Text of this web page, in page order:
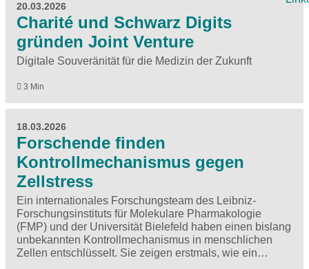
20.03.2026
Charité und Schwarz Digits
gründen Joint Venture
Digitale Souveränität für die Medizin der Zukunft
3 Min
18.03.2026
Forschende finden
Kontrollmechanismus gegen
Zellstress
Ein internationales Forschungsteam des Leibniz-
Forschungsinstituts für Molekulare Pharmakologie
(FMP) und der Universität Bielefeld haben einen bislang
unbekannten Kontrollmechanismus in menschlichen
Zellen entschlüsselt. Sie zeigen erstmals, wie ein…